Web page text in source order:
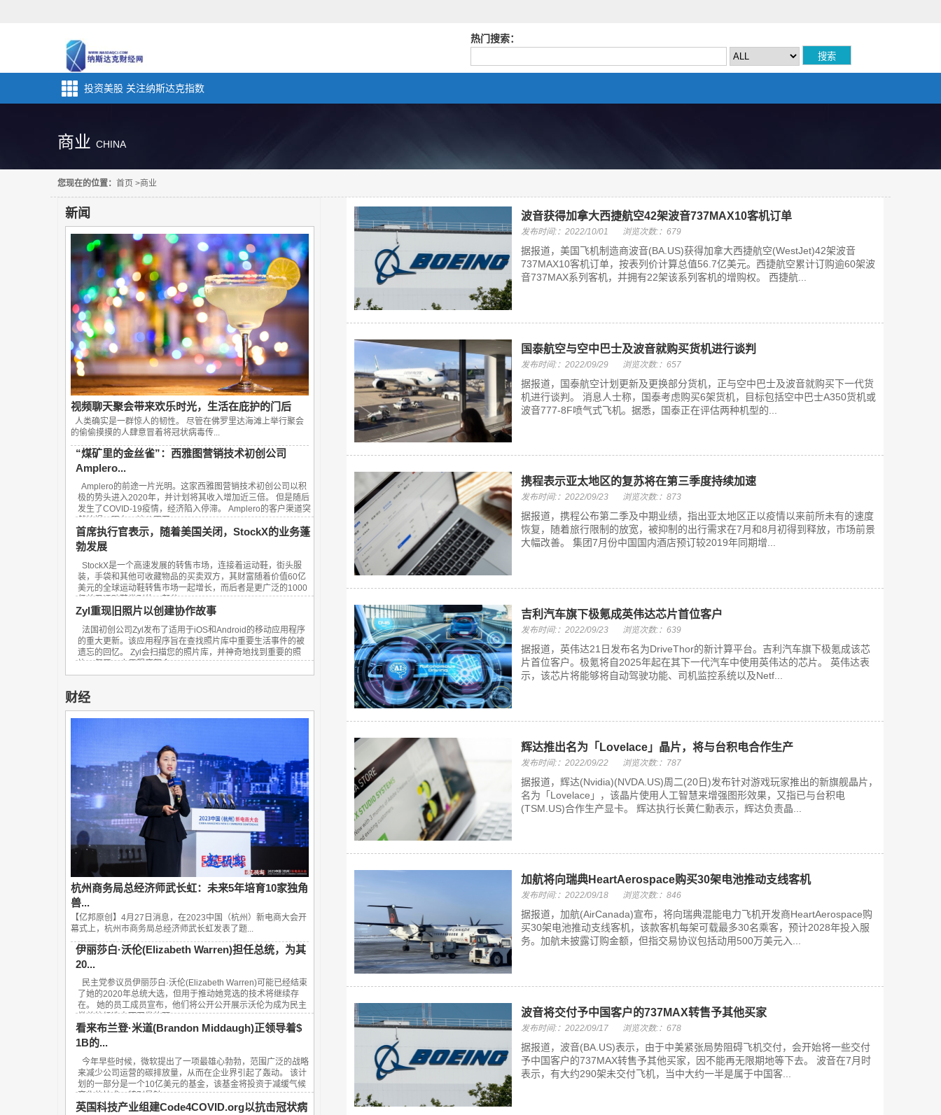
热门搜索：
投资美股 关注纳斯达克指数
商业 CHINA
您现在的位置： 首页 >商业
新闻
视频聊天聚会带来欢乐时光，生活在庇护的门后
人类确实是一群惊人的韧性。 尽管在佛罗里达海滩上举行聚会
的偷偷摸摸的人肆意冒着将冠状病毒传...
“煤矿里的金丝雀”：西雅图营销技术初创公司
Amplero...
Amplero的前途一片光明。这家西雅图营销技术初创公司以积
极的势头进入2020年，并计划将其收入增加近三倍。 但是随后
发生了COVID-19疫情，经济陷入停滞。 Amplero的客户渠道突
然枯竭。现在，该公司正...
首席执行官表示，随着美国关闭，StockX的业务蓬
勃发展
StockX是一个高速发展的转售市场，连接着运动鞋，街头服
装，手袋和其他可收藏物品的买卖双方，其财富随着价值60亿
美元的全球运动鞋转售市场一起增长，而后者是更广泛的1000
亿美元运动鞋类别的一部分。...
Zyl重现旧照片以创建协作故事
法国初创公司Zyl发布了适用于iOS和Android的移动应用程序
的重大更新。该应用程序旨在查找照片库中重要生活事件的被
遗忘的回忆。 Zyl会扫描您的照片库，并神奇地找到重要的照
片。每天，应用程序都会...
财经
杭州商务局总经济师武长虹：未来5年培育10家独角
兽...
【亿邦原创】4月27日消息，在2023中国（杭州）新电商大会开
幕式上，杭州市商务局总经济师武长虹发表了题...
伊丽莎白·沃伦(Elizabeth Warren)担任总统，为其
20...
民主党参议员伊丽莎白·沃伦(Elizabeth Warren)可能已经结束
了她的2020年总统大选，但用于推动她竞选的技术将继续存
在。 她的员工成员宣布，他们将公开公开展示沃伦为成为民主
党总统候选人而开发的顶...
看来布兰登·米道(Brandon Middaugh)正领导着$
1B的...
今年早些时候，微软提出了一项最雄心勃勃，范围广泛的战略
来减少公司运营的碳排放量，从而在企业界引起了轰动。 该计
划的一部分是一个10亿美元的基金，该基金将投资于减缓气候
变化的技术，特别是针...
英国科技产业组建Code4COVID.org以抗击冠状病
波音获得加拿大西捷航空42架波音737MAX10客机订单
发布时间:：2022/10/01 浏览次数:：679
据报道，美国飞机制造商波音(BA.US)获得加拿大西捷航空(WestJet)42架波音
737MAX10客机订单，按表列价计算总值56.7亿美元。西捷航空累计订购逾60架波
音737MAX系列客机，并拥有22架该系列客机的增购权。 西捷航...
国泰航空与空中巴士及波音就购买货机进行谈判
发布时间:：2022/09/29 浏览次数:：657
据报道，国泰航空计划更新及更换部分货机，正与空中巴士及波音就购买下一代货
机进行谈判。 消息人士称，国泰考虑购买6架货机，目标包括空中巴士A350货机或
波音777-8F喷气式飞机。据悉，国泰正在评估两种机型的...
携程表示亚太地区的复苏将在第三季度持续加速
发布时间:：2022/09/23 浏览次数:：873
据报道，携程公布第二季及中期业绩，指出亚太地区正以疫情以来前所未有的速度
恢复，随着旅行限制的放宽，被抑制的出行需求在7月和8月初得到释放，市场前景
大幅改善。 集团7月份中国国内酒店预订较2019年同期增...
吉利汽车旗下极氪成英伟达芯片首位客户
发布时间:：2022/09/23 浏览次数:：639
据报道，英伟达21日发布名为DriveThor的新计算平台。吉利汽车旗下极氪成该芯
片首位客户。极氪将自2025年起在其下一代汽车中使用英伟达的芯片。 英伟达表
示，该芯片将能够将自动驾驶功能、司机监控系统以及Netf...
辉达推出名为「Lovelace」晶片，将与台积电合作生产
发布时间:：2022/09/22 浏览次数:：787
据报道，辉达(Nvidia)(NVDA.US)周二(20日)发布针对游戏玩家推出的新旗舰晶片，
名为「Lovelace」，该晶片使用人工智慧来增强图形效果，又指已与台积电
(TSM.US)合作生产显卡。 辉达执行长黄仁勳表示，辉达负责晶...
加航将向瑞典HeartAerospace购买30架电池推动支线客机
发布时间:：2022/09/18 浏览次数:：846
据报道，加航(AirCanada)宣布，将向瑞典混能电力飞机开发商HeartAerospace购
买30架电池推动支线客机，该款客机每架可载最多30名乘客，预计2028年投入服
务。加航未披露订购金额，但指交易协议包括动用500万美元入...
波音将交付予中国客户的737MAX转售予其他买家
发布时间:：2022/09/17 浏览次数:：678
据报道，波音(BA.US)表示，由于中美紧张局势阻碍飞机交付，会开始将一些交付
予中国客户的737MAX转售予其他买家，因不能再无限期地等下去。 波音在7月时
表示，有大约290架未交付飞机，当中大约一半是属于中国客...